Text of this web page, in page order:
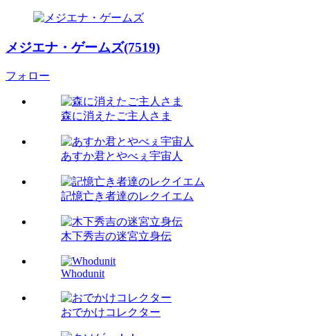
メジエナ・ゲームズ(7519)
フォロー
森に消えたご主人さま
あすか君とやべぇ宇宙人
記憶亡き者達のレクイエム
木下秀吉の迷宮立身伝
Whodunit
おでかけコレクター